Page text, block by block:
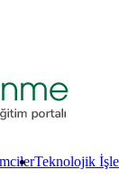
Teknolojik